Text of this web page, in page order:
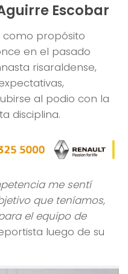
Escobar
como propósito
en el pasado
risaraldense,
al podio con la
disciplina.
me sentí
que teníamos,
el equipo de
luego de su